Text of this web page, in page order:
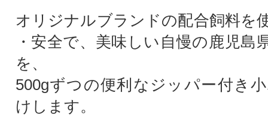
オリジナルブランドの配合飼料を
・安全で、美味しい自慢の鹿児島
を、
500gずつの便利なジッパー付き
けします。